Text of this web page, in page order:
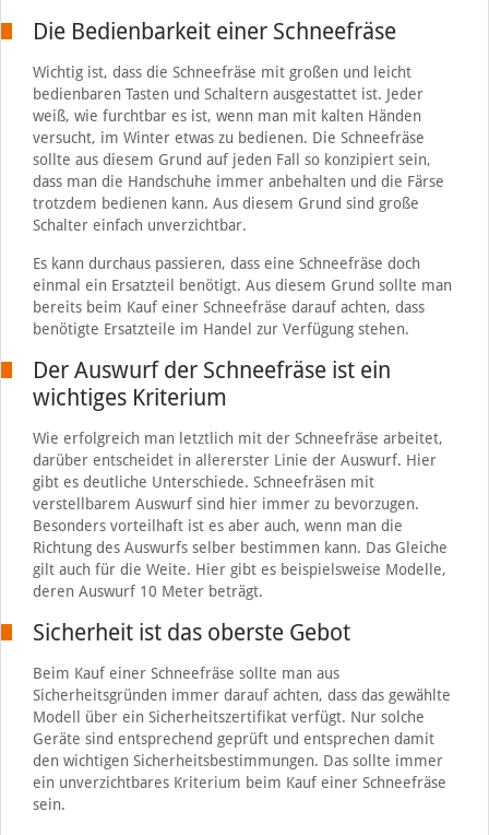
Die Bedienbarkeit einer Schneefräse
Wichtig ist, dass die Schneefräse mit großen und leicht
bedienbaren Tasten und Schaltern ausgestattet ist. Jeder
weiß, wie furchtbar es ist, wenn man mit kalten Händen
versucht, im Winter etwas zu bedienen. Die Schneefräse
sollte aus diesem Grund auf jeden Fall so konzipiert sein,
dass man die Handschuhe immer anbehalten und die Färse
trotzdem bedienen kann. Aus diesem Grund sind große
Schalter einfach unverzichtbar.
Es kann durchaus passieren, dass eine Schneefräse doch
einmal ein Ersatzteil benötigt. Aus diesem Grund sollte man
bereits beim Kauf einer Schneefräse darauf achten, dass
benötigte Ersatzteile im Handel zur Verfügung stehen.
Der Auswurf der Schneefräse ist ein
wichtiges Kriterium
Wie erfolgreich man letztlich mit der Schneefräse arbeitet,
darüber entscheidet in allererster Linie der Auswurf. Hier
gibt es deutliche Unterschiede. Schneefräsen mit
verstellbarem Auswurf sind hier immer zu bevorzugen.
Besonders vorteilhaft ist es aber auch, wenn man die
Richtung des Auswurfs selber bestimmen kann. Das Gleiche
gilt auch für die Weite. Hier gibt es beispielsweise Modelle,
deren Auswurf 10 Meter beträgt.
Sicherheit ist das oberste Gebot
Beim Kauf einer Schneefräse sollte man aus
Sicherheitsgründen immer darauf achten, dass das gewählte
Modell über ein Sicherheitszertifikat verfügt. Nur solche
Geräte sind entsprechend geprüft und entsprechen damit
den wichtigen Sicherheitsbestimmungen. Das sollte immer
ein unverzichtbares Kriterium beim Kauf einer Schneefräse
sein.